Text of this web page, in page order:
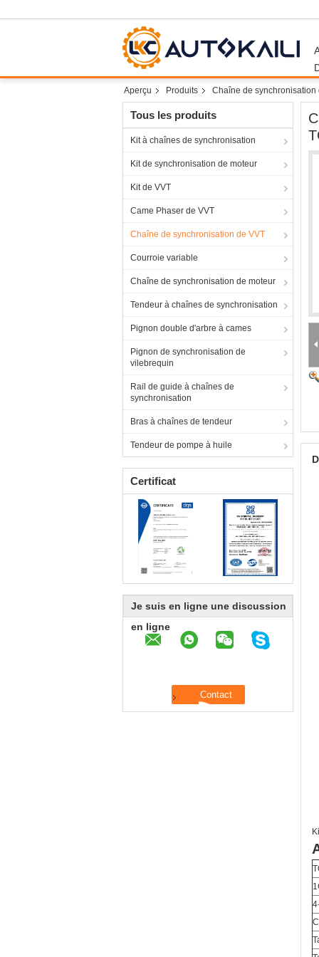
Aperçu Produits Chaîne de synchronisation
Tous les produits
Kit à chaînes de synchronisation
Kit de synchronisation de moteur
Kit de VVT
Came Phaser de VVT
Chaîne de synchronisation de VVT
Courroie variable
Chaîne de synchronisation de moteur
Tendeur à chaînes de synchronisation
Pignon double d'arbre à cames
Pignon de synchronisation de
vilebrequin
Rail de guide à chaînes de
synchronisation
Bras à chaînes de tendeur
Tendeur de pompe à huile
Certificat
Je suis en ligne une discussion
en ligne